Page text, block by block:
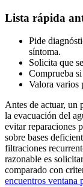
Lista rápida
Pide
síntoma.
Solicita que
Comprueba
Valora varios
Antes de actuar, un
la evacuación del
evitar reparaciones
sobre bases
filtraciones
razonable es
comparado con
encuentros ventana